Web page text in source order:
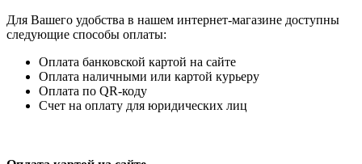
Для Вашего удобства в нашем интернет-магазине доступны
следующие способы оплаты:
Оплата банковской картой на сайте
Оплата наличными или картой курьеру
Оплата по QR-коду
Счет на оплату для юридических лиц